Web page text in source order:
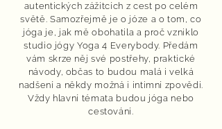
autentických zážitcích z cest po celém
světě. Samozřejmě je o józe a o tom, co
jóga je, jak mě obohatila a proč vzniklo
studio jógy Yoga 4 Everybody. Předám
vám skrze něj své postřehy, praktické
návody, občas to budou malá i velká
nadšení a někdy možná i intimní zpovědi.
Vždy hlavní témata budou jóga nebo
cestování.